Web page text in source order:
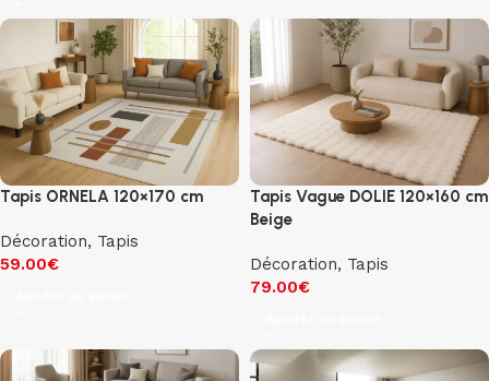
Tapis ORNELA 120×170 cm
Décoration, Tapis
59.00€
Tapis Vague DOLIE 120×160 cm
Beige
Décoration, Tapis
79.00€